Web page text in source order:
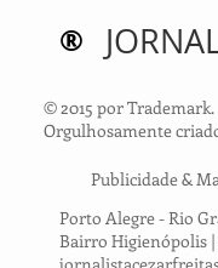
Orgulhosamente
Publicidade &